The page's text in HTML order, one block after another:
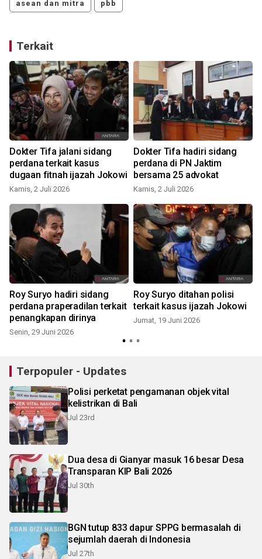
asean dan mitra pbb
Terkait
Dokter Tifa jalani sidang
perdana terkait kasus
dugaan fitnah ijazah Jokowi
Kamis, 2 Juli 2026
Dokter Tifa hadiri sidang
perdana di PN Jaktim
bersama 25 advokat
Kamis, 2 Juli 2026
Roy Suryo hadiri sidang
perdana praperadilan terkait
penangkapan dirinya
Senin, 29 Juni 2026
Roy Suryo ditahan polisi
terkait kasus ijazah Jokowi
Jumat, 19 Juni 2026
Terpopuler - Updates
Polisi perketat pengamanan objek vital
kelistrikan di Bali
Jul 23rd
Dua desa di Gianyar masuk 16 besar Desa
Transparan KIP Bali 2026
Jul 30th
BGN tutup 833 dapur SPPG bermasalah di
sejumlah daerah di Indonesia
Jul 27th